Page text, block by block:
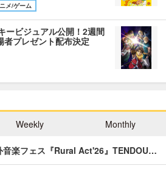
メ/ゲーム
ービジュアル公開！2週間
プレゼント配布決定
Weekly Monthly
音楽フェス『Rural Act'26』TENDOU…